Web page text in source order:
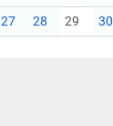
27 28 29 30